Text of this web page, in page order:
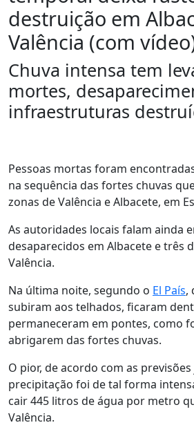
destruição em
Valência (com
Chuva intensa tem
mortes,
infraestruturas
Pessoas mortas foram
na sequência das fortes chuvas
zonas de Valência e Albacete, em
As autoridades locais falam ainda
desaparecidos em Albacete e três
Valência.
Na última noite, segundo o El País,
subiram aos telhados, ficaram
permaneceram em pontes, como
abrigarem das fortes chuvas.
O pior, de acordo com as
precipitação foi de tal forma
cair 445 litros de água por metro
Valência.